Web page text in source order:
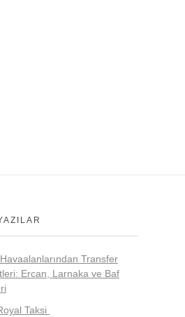
Havaalanlarından Transfer
Ercan, Larnaka ve Baf
Taksi